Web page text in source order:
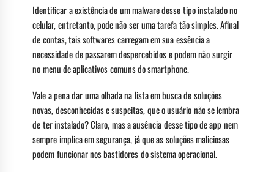
Identificar a existência de um malware desse tipo instalado no
celular, entretanto, pode não ser uma tarefa tão simples. Afinal
de contas, tais softwares carregam em sua essência a
necessidade de passarem despercebidos e podem não surgir
no menu de aplicativos comuns do smartphone.
Vale a pena dar uma olhada na lista em busca de soluções
novas, desconhecidas e suspeitas, que o usuário não se lembra
de ter instalado? Claro, mas a ausência desse tipo de app nem
sempre implica em segurança, já que as soluções maliciosas
podem funcionar nos bastidores do sistema operacional.